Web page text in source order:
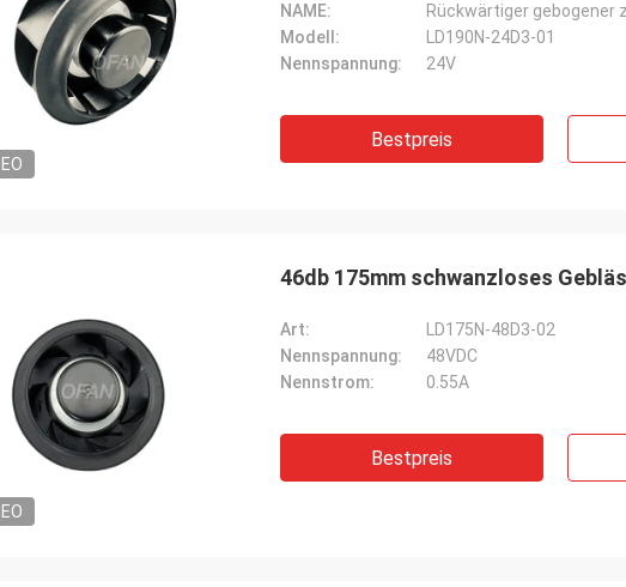
NAME:
Rückwärtiger gebogener
Modell:
LD190N-24D3-01
Nennspannung:
24V
Bestpreis
46db 175mm schwanzloses
Art:
LD175N-48D3-02
Nennspannung:
48VDC
Nennstrom:
0.55A
Bestpreis